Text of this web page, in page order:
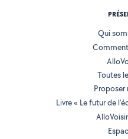
Qui
Toutes
Proposer
Livre « Le futur de